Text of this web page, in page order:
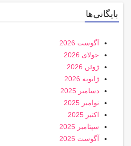
بایگانی‌ها
آگوست 2026
جولای 2026
ژوئن 2026
ژانویه 2026
دسامبر 2025
نوامبر 2025
اکتبر 2025
سپتامبر 2025
آگوست 2025